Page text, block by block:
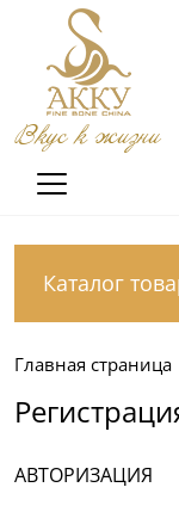
Вкус к жизни
Каталог
Главная страница
АВТОРИЗАЦИЯ